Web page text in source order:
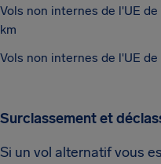
Vols non internes de l'UE de
km
Vols non internes de l'UE
Surclassement et
Si un vol alternatif vous